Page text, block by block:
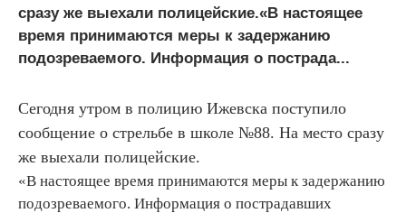
сразу же выехали полицейские.«В настоящее
время принимаются меры к задержанию
подозреваемого. Информация о пострада...
Сегодня утром в полицию Ижевска поступило
сообщение о стрельбе в школе №88. На место сразу
же выехали полицейские.
«В настоящее время принимаются меры к задержанию
подозреваемого. Информация о пострадавших